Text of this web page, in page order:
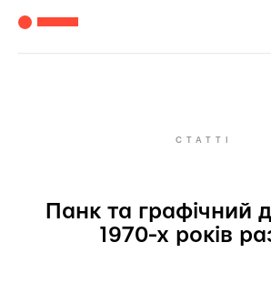
СТАТТІ
Панк та графічний
1970-х років